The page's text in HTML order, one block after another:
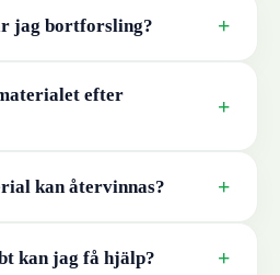
jag bortforsling? +
efter
+
kan återvinnas? +
kan jag få hjälp? +